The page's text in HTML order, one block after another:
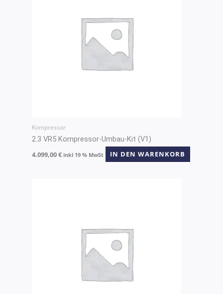
Kompressor
2.3 VR5 Kompressor-Umbau-Kit (V1)
4.099,00€ inkl 19 % MwSt IN DEN WARENKORB